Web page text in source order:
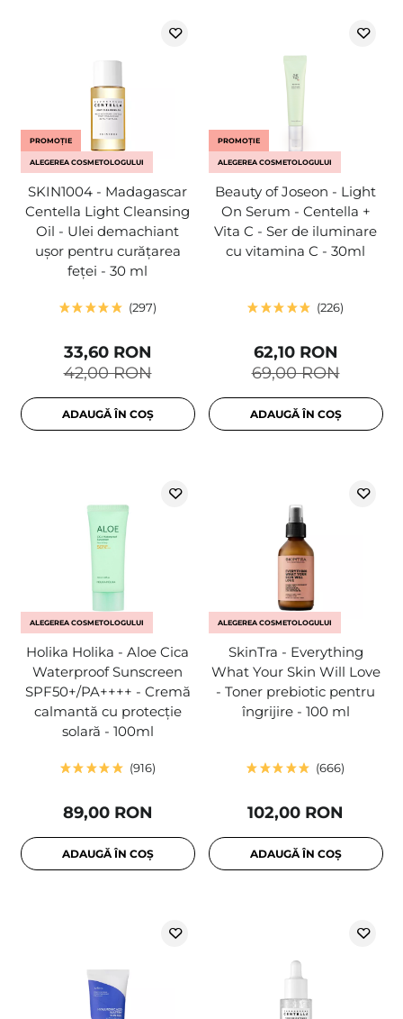
PROMOȚIE
ALEGEREA COSMETOLOGULUI
SKIN1004 - Madagascar
Centella Light Cleansing
Oil - Ulei demachiant
ușor pentru curățarea
feței - 30 ml
297
42,00 RON
33,60 RON
ADAUGĂ ÎN COȘ
PROMOȚIE
ALEGEREA COSMETOLOGULUI
Beauty of Joseon - Light
On Serum - Centella +
Vita C - Ser de iluminare
cu vitamina C - 30ml
226
69,00 RON
62,10 RON
ADAUGĂ ÎN COȘ
ALEGEREA COSMETOLOGULUI
Holika Holika - Aloe Cica
Waterproof Sunscreen
SPF50+/PA++++ - Cremă
calmantă cu protecție
solară - 100ml
916
89,00 RON
ADAUGĂ ÎN COȘ
ALEGEREA COSMETOLOGULUI
SkinTra - Everything
What Your Skin Will Love
- Toner prebiotic pentru
îngrijire - 100 ml
666
102,00 RON
ADAUGĂ ÎN COȘ